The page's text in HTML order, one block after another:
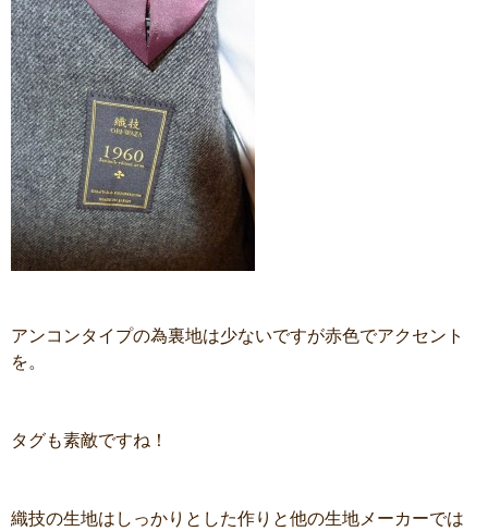
アンコンタイプの為裏地は少ないですが赤色でアクセント
を。
タグも素敵ですね！
織技の生地はしっかりとした作りと他の生地メーカーでは